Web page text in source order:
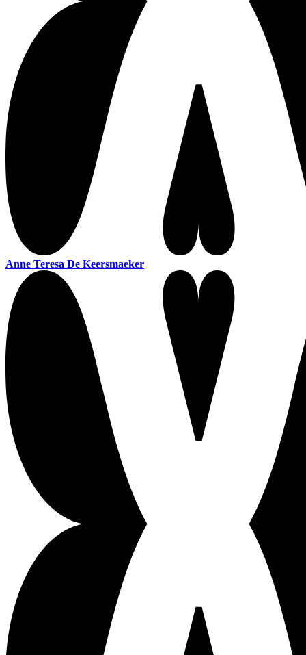
Anne Teresa De Keersmaeker